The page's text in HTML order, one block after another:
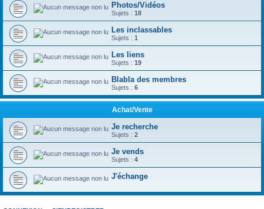
Photos/Vidéos
Sujets : 18
Les inclassables
Sujets : 1
Les liens
Sujets : 19
Blabla des membres
Sujets : 6
Achat/Vente
Je recherche
Sujets : 2
Je vends
Sujets : 4
J'échange